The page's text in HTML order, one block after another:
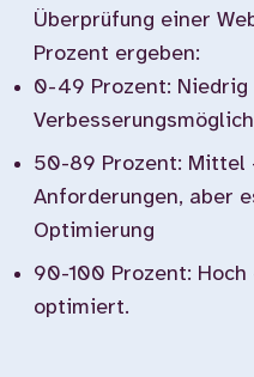
Überprüfung einer
Prozent ergeben:
0-49 Prozent: Niedrig
50-89 Prozent: Mittel
Anforderungen, aber
Optimierung
90-100 Prozent:
optimiert.